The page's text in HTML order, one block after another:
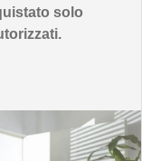
solo